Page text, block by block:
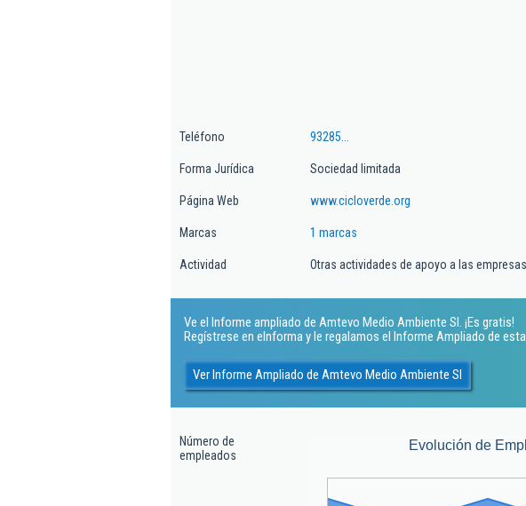
Teléfono 93285...
Forma Jurídica Sociedad limitada
Página Web www.cicloverde.org
Marcas 1 marcas
Actividad Otras actividades de apoyo a las empresas
Ve el Informe ampliado de Amtevo Medio Ambiente Sl. ¡Es gratis!
Regístrese en eInforma y le regalamos el Informe Ampliado de
Ver Informe Ampliado de Amtevo Medio Ambiente Sl
Número de
empleados
Evolución de